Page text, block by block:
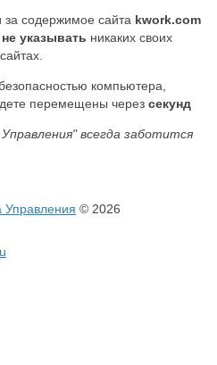
за содержимое сайта kwork.com
не указывать никаких своих
компьютера,
перемещены через секунд
всегда заботится
Управления © 2026